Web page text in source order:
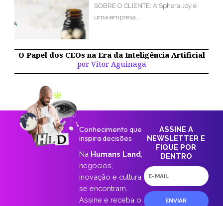
SOBRE O CLIENTE: A Sphera Joy é
uma empresa...
O Papel dos CEOs na Era da Inteligência Artificial
por Vitor Aguinaga
Conhecimento que
inspira decisões
Na Humans Land
negócios,
inovação e cultura
se encontram.
Assine e receba o
ASSINE A
NEWSLETTER E
FIQUE POR
DENTRO
E-
mail
ENVIAR